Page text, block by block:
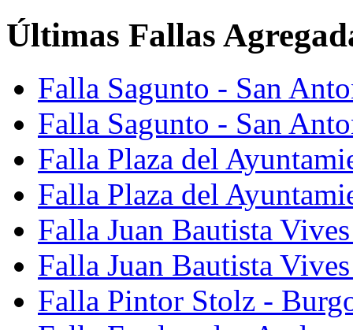
Últimas Fallas
Falla Sagunto - San
Falla Sagunto - San
Falla Plaza del
Falla Plaza del
Falla Juan Bautista
Falla Juan Bautista
Falla Pintor Stolz -